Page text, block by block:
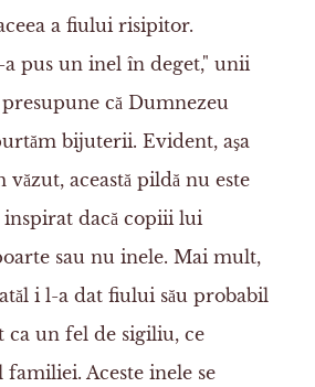
a fiului risipitor.
pus un inel în deget," unii
că Dumnezeu
bijuterii. Evident, aşa
această pildă nu este
dacă copiii lui
sau nu inele. Mai mult,
i l-a dat fiului său probabil
ca un fel de sigiliu, ce
Aceste inele se